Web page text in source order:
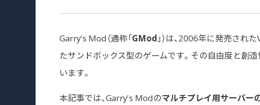
Garry's Mod（通称「GMod 」）は、2006年に発売され
たサンドボックス型のゲームです。その自由度と創
います。
本記事では、Garry's Modのマルチプレイ用サーバー